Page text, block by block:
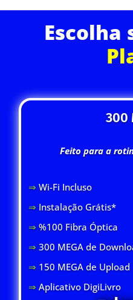
Escolha
300
Feito para a
⇒ Wi-Fi Incluso
⇒ Instalação Grátis*
⇒ %100 Fibra Óptica
⇒ 300 MEGA de
⇒ 150 MEGA de Upload
⇒Aplicativo DigiLivro